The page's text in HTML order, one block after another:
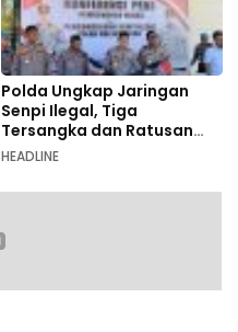
Polda Ungkap Jaringan
Senpi Ilegal, Tiga
Tersangka dan Ratusan
Amunisi Diamankan
HEADLINE